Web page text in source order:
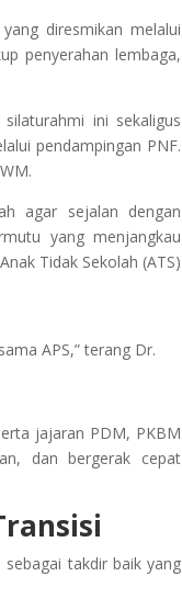
diresmikan melalui
penyerahan lembaga,
ini sekaligus
pendampingan PNF.
agar sejalan dengan
yang menjangkau
Tidak Sekolah (ATS)
APS,” terang Dr.
jajaran PDM, PKBM
dan bergerak cepat
takdir baik yang